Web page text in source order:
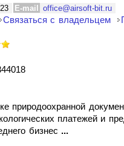
E-mail office@airsoft-bit.ru
Связаться с владельцем
природоохранной
платежей и
бизнес ...